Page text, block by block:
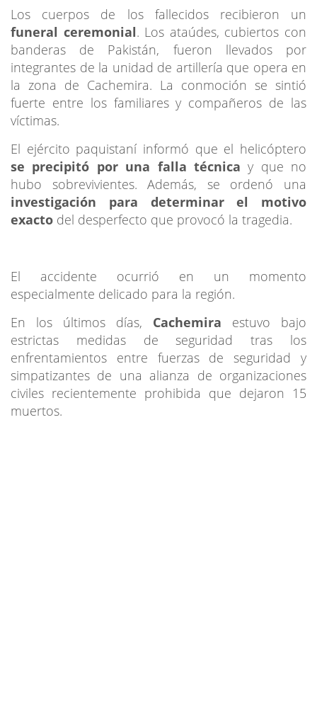
Los cuerpos de los fallecidos recibieron un
funeral ceremonial. Los ataúdes, cubiertos con
banderas de Pakistán, fueron llevados por
integrantes de la unidad de artillería que opera en
la zona de Cachemira. La conmoción se sintió
fuerte entre los familiares y compañeros de las
víctimas.
El ejército paquistaní informó que el helicóptero
se precipitó por una falla técnica y que no
hubo sobrevivientes. Además, se ordenó una
investigación para determinar el motivo
exacto del desperfecto que provocó la tragedia.
El accidente ocurrió en un momento
especialmente delicado para la región.
En los últimos días, Cachemira estuvo bajo
estrictas medidas de seguridad tras los
enfrentamientos entre fuerzas de seguridad y
simpatizantes de una alianza de organizaciones
civiles recientemente prohibida que dejaron 15
muertos.